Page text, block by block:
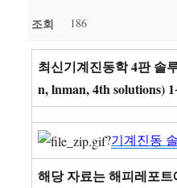
조회 186
최신기계진동학 4판 솔
n, lnman, 4th solutions)
?기계진동
해당 자료는 해피레포